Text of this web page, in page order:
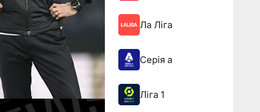
Ла Ліга
Серія а
Ліга 1